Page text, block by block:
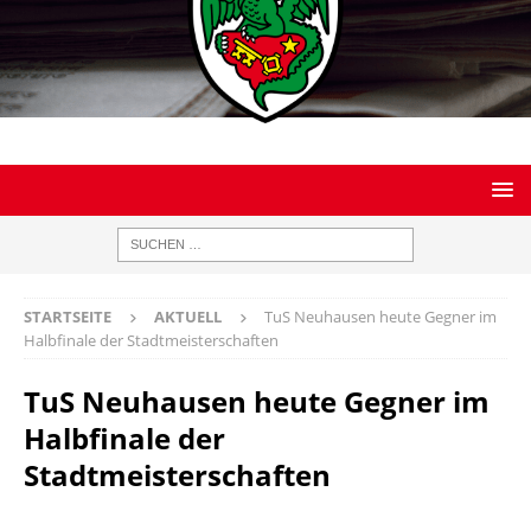
STARTSEITE AKTUELL
TuS Neuhausen heute Gegner im
Halbfinale der Stadtmeisterschaften
TuS Neuhausen heute Gegner im
Halbfinale der
Stadtmeisterschaften